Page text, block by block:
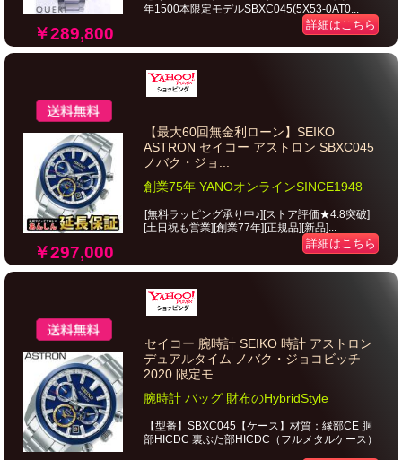
￥289,800
年1500本限定モデルSBXC045(5X53-0AT0...
詳細はこちら
￥297,000
【最大60回無金利ローン】SEIKO
ASTRON セイコー アストロン SBXC045
ノバク・ジョ...
創業75年 YANOオンラインSINCE1948
[無料ラッピング承り中♪][ストア評価★4.8突破]
[土日祝も営業][創業77年][正規品][新品]...
詳細はこちら
セイコー 腕時計 SEIKO 時計 アストロン
デュアルタイム ノバク・ジョコビッチ
2020 限定モ...
腕時計 バッグ 財布のHybridStyle
【型番】SBXC045【ケース】材質：縁部CE 胴
部HICDC 裏ぶた部HICDC（フルメタルケース）
...